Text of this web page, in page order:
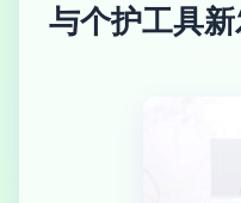
与个护工具